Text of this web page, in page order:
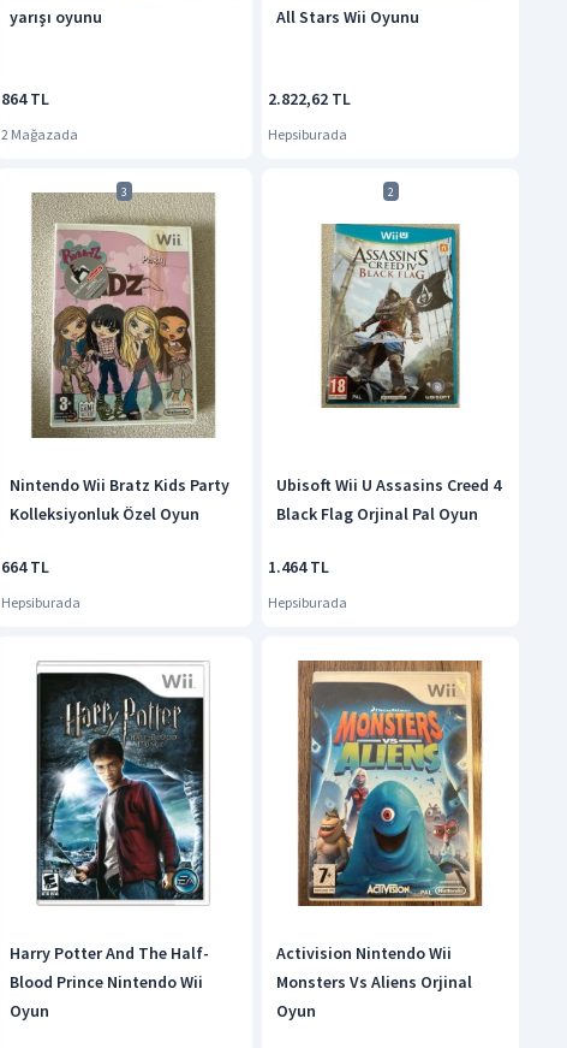
yarışı oyunu
864 TL
2 Mağazada
All Stars Wii Oyunu
2.822,62 TL
Hepsiburada
3
Nintendo Wii Bratz Kids Party
Kolleksiyonluk Özel Oyun
664 TL
Hepsiburada
2
Ubisoft Wii U Assasins Creed 4
Black Flag Orjinal Pal Oyun
1.464 TL
Hepsiburada
Harry Potter And The Half-
Blood Prince Nintendo Wii
Oyun
Activision Nintendo Wii
Monsters Vs Aliens Orjinal
Oyun